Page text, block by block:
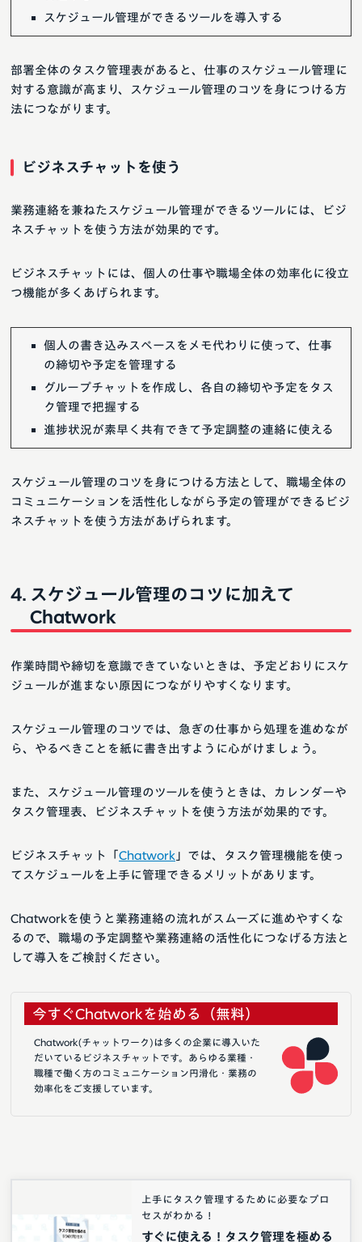
スケジュール管理ができるツールを導入する
部署全体のタスク管理表があると、仕事のスケジュール管理に
対する意識が高まり、スケジュール管理のコツを身につける方
法につながります。
ビジネスチャットを使う
業務連絡を兼ねたスケジュール管理ができるツールには、ビジ
ネスチャットを使う方法が効果的です。
ビジネスチャットには、個人の仕事や職場全体の効率化に役立
つ機能が多くあげられます。
個人の書き込みスペースをメモ代わりに使って、仕事
の締切や予定を管理する
グループチャットを作成し、各自の締切や予定をタス
ク管理で把握する
進捗状況が素早く共有できて予定調整の連絡に使える
スケジュール管理のコツを身につける方法として、職場全体の
コミュニケーションを活性化しながら予定の管理ができるビジ
ネスチャットを使う方法があげられます。
スケジュール管理のコツに加えて
Chatwork
作業時間や締切を意識できていないときは、予定どおりにスケ
ジュールが進まない原因につながりやすくなります。
スケジュール管理のコツでは、急ぎの仕事から処理を進めなが
ら、やるべきことを紙に書き出すように心がけましょう。
また、スケジュール管理のツールを使うときは、カレンダーや
タスク管理表、ビジネスチャットを使う方法が効果的です。
ビジネスチャット「 Chatwork 」では、タスク管理機能を使っ
てスケジュールを上手に管理できるメリットがあります。
Chatworkを使うと業務連絡の流れがスムーズに進めやすくな
るので、職場の予定調整や業務連絡の活性化につなげる方法と
して導入をご検討ください。
今すぐChatworkを始める（無料）
Chatwork(チャットワーク)は多くの企業に導入いた
だいているビジネスチャットです。あらゆる業種・
職種で働く方のコミュニケーション円滑化・業務の
効率化をご支援しています。
上手にタスク管理するために必要なプロ
セスがわかる！
すぐに使える！タスク管理を極める